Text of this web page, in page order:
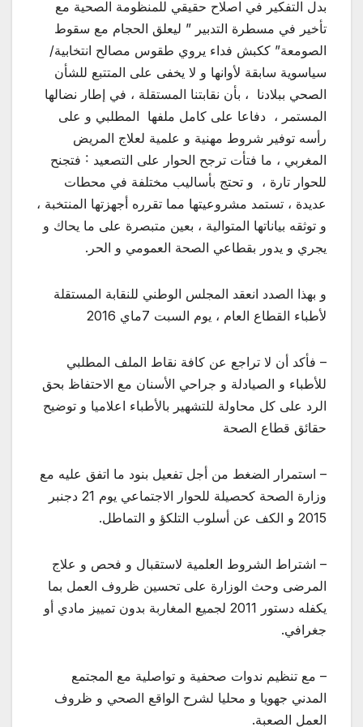
بدل التفكير في اصلاح حقيقي للمنظومة الصحية مع
تأخير في مسطرة التدبير ” ليعلق الحجام مع سقوط
الصومعة” ككبش فداء يروي طقوس مصالح انتخابية/
سياسوية سابقة لأوانها و لا يخفى على المتتبع للشأن
الصحي ببلادنا ، بأن نقابتنا المستقلة ، في إطار نضالها
المستمر ، دفاعا على كامل ملفها المطلبي و على
رأسه توفير شروط مهنية و علمية لعلاج المريض
المغربي ، ما فتأت ترجح الحوار على التصعيد ˸ فتجنح
للحوار تارة ، و تحتج بأساليب مختلفة في محطات
عديدة ، تستمد مشروعيتها مما تقرره أجهزتها المنتخبة ،
و توثقه بياناتها المتوالية ، بعين متبصرة على ما يحاك و
يجري و يدور بقطاعي الصحة العمومي و الحر.
و بهذا الصدد انعقد المجلس الوطني للنقابة المستقلة
لأطباء القطاع العام ، يوم السبت 7ماي 2016
– فأكد أن لا تراجع عن كافة نقاط الملف المطلبي
للأطباء و الصيادلة و جراحي الأسنان مع الاحتفاظ بحق
الرد على كل محاولة للتشهير بالأطباء اعلاميا و توضيح
حقائق قطاع الصحة
– استمرار الضغط من أجل تفعيل بنود ما اتفق عليه مع
وزارة الصحة كحصيلة للحوار الاجتماعي يوم 21 دجنبر
2015 و الكف عن أسلوب التلكؤ و التماطل.
– اشتراط الشروط العلمية لاستقبال و فحص و علاج
المرضى وحث الوزارة على تحسين ظروف العمل بما
يكفله دستور 2011 لجميع المغاربة بدون تمييز مادي أو
جغرافي.
– مع تنظيم ندوات صحفية و تواصلية مع المجتمع
المدني جهويا و محليا لشرح الواقع الصحي و ظروف
العمل الصعبة.